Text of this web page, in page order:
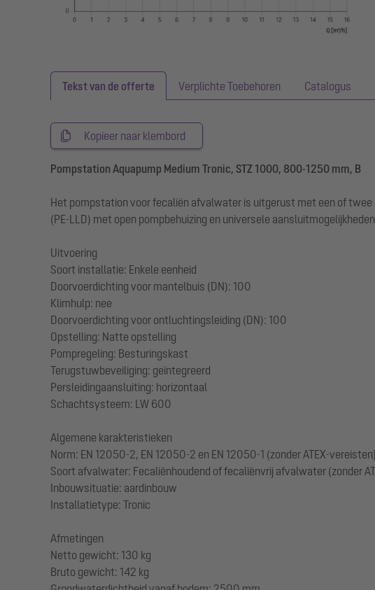
Tekst van de offerte Verplichte Toebehoren Catalogus
Kopieer naar klembord
Pompstation Aquapump Medium Tronic, STZ 1000, 800-1250 mm, B
Het pompstation voor fecaliën afvalwater is uitgerust met een of
(PE-LLD) met open pompbehuizing en universele
Uitvoering
Soort installatie: Enkele eenheid
Doorvoerdichting voor mantelbuis (DN): 100
Klimhulp: nee
Doorvoerdichting voor ontluchtingsleiding (DN): 100
Opstelling: Natte opstelling
Pompregeling: Besturingskast
Terugstuwbeveiliging: geïntegreerd
Persleidingaansluiting: horizontaal
Schachtsysteem: LW 600
Algemene karakteristieken
Norm: EN 12050-2, EN 12050-2 en EN 12050-1 (zonder ATEX-vereisten)
Soort afvalwater: Fecaliënhoudend of fecaliënvrij afvalwater (zonder
Inbouwsituatie: aardinbouw
Installatietype: Tronic
Afmetingen
Netto gewicht: 130 kg
Bruto gewicht: 142 kg